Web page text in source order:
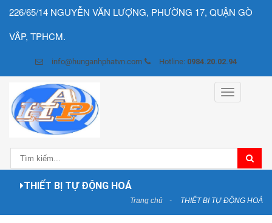
226/65/14 NGUYỄN VĂN LƯỢNG, PHƯỜNG 17, QUẬN GÒ
VÂP, TPHCM.
info@hunganhphatvn.com Hotline: 0984.20.02.94
Toggle
navigation
THIẾT BỊ TỰ ĐỘNG HOÁ
Trang chủ THIẾT BỊ TỰ ĐỘNG HOÁ